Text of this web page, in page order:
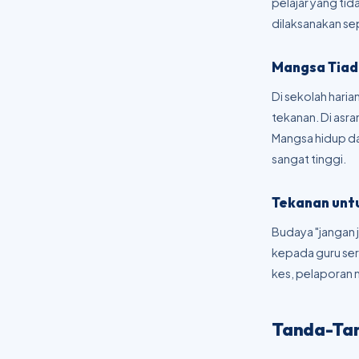
dilaksanakan
Mangsa
Di sekolah
tekanan. Di
Mangsa hidup
sangat tinggi.
Tekanan
Budaya "jangan
kepada guru
kes, pelaporan
Tanda-